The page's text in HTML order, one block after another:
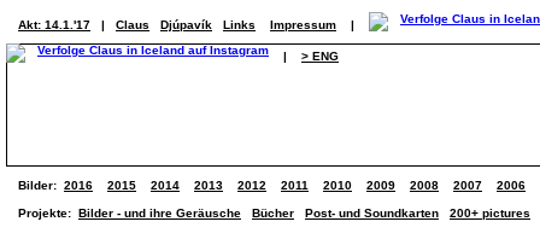
Akt: 14.1.'17 | Claus Djúpavík Links Impressum |
| > ENG
Bilder: 2016 2015 2014 2013 2012 2011 2010 2009 2008 2007 2006
Projekte: Bilder - und ihre Geräusche Bücher Post- und Soundkarten 200+ pictures